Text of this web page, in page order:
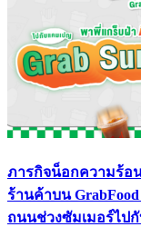
ภารกิจน็อกความร้อ
ร้านค้าบน
ถนนช่วงซัมเมอร์ไปกั